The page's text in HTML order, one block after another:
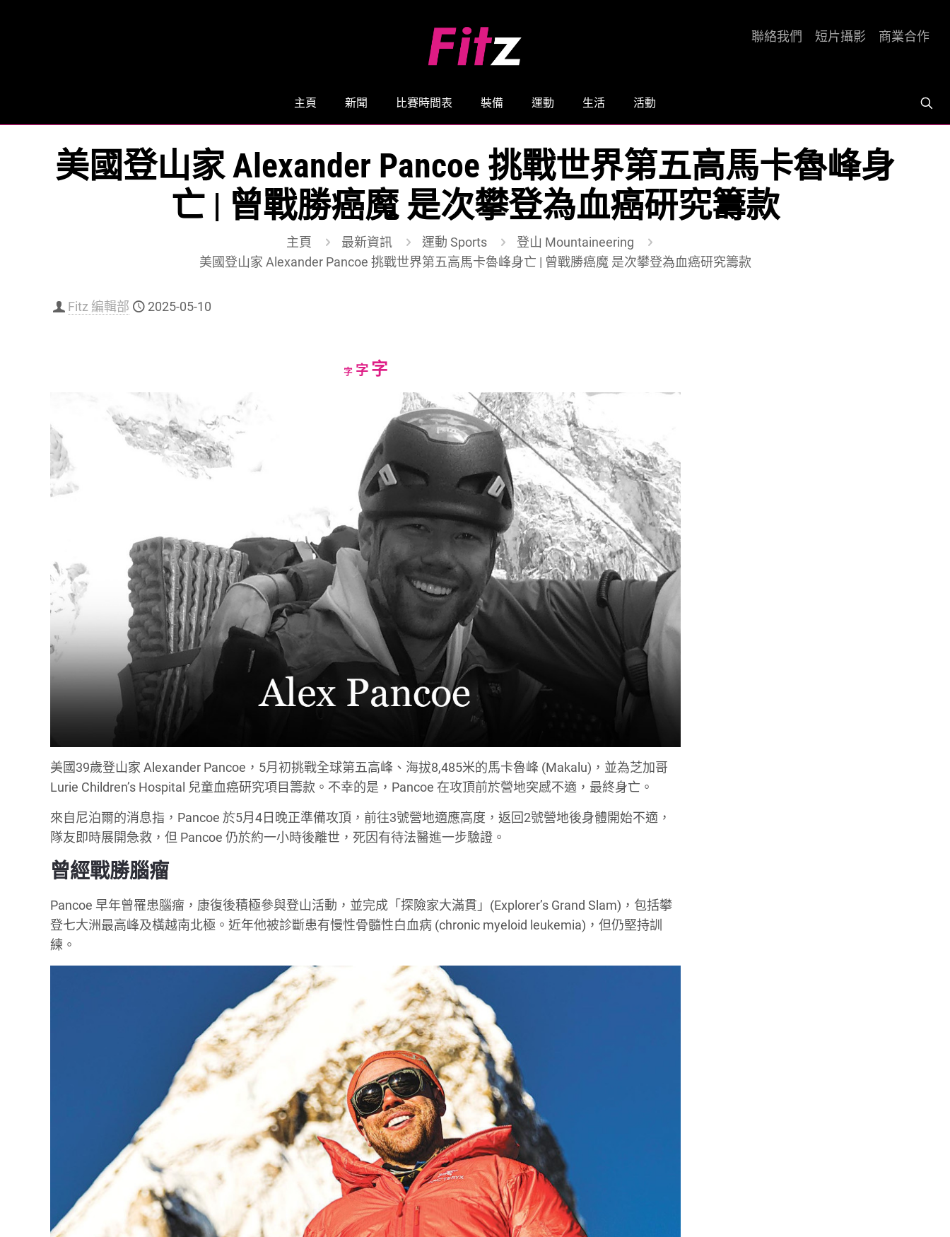
主頁 新聞 比賽時間表 裝備 運動 生活 活動
聯絡我們 短片攝影 商業合作
美國登山家 Alexander Pancoe 挑戰世界第五高馬卡魯峰身
亡 | 曾戰勝癌魔 是次攀登為血癌研究籌款
主頁 最新資訊 運動 Sports
登山 Mountaineering
美國登山家 Alexander Pancoe 挑戰世界第五高馬卡魯峰身亡 | 曾戰勝癌魔 是次攀登為血癌研究籌款
Fitz 編輯部 2025-05-10
字Decrease
字Reset
字Increase
font
size.
美國39歲登山家 Alexander Pancoe，5月初挑戰全球第五高峰、海拔8,485米的馬卡魯峰 (Makalu)，並為芝加哥
Lurie Children’s Hospital 兒童血癌研究項目籌款。不幸的是，Pancoe 在攻頂前於營地突感不適，最終身亡。
來自尼泊爾的消息指，Pancoe 於5月4日晚正準備攻頂，前往3號營地適應高度，返回2號營地後身體開始不適，
隊友即時展開急救，但 Pancoe 仍於約一小時後離世，死因有待法醫進一步驗證。
曾經戰勝腦瘤
Pancoe 早年曾罹患腦瘤，康復後積極參與登山活動，並完成「探險家大滿貫」(Explorer’s Grand Slam)，包括攀
登七大洲最高峰及橫越南北極。近年他被診斷患有慢性骨髓性白血病 (chronic myeloid leukemia)，但仍堅持訓
練。